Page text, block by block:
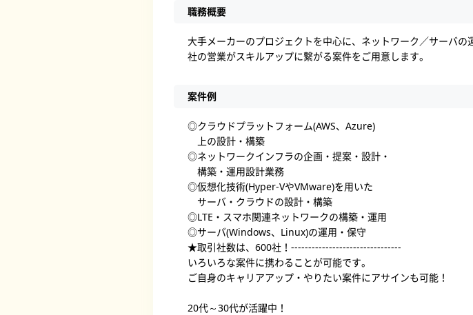
職務概要
大手メーカーのプロジェクトを中心に、ネットワーク／サーバ
社の営業がスキルアップに繋がる案件をご用意します。
案件例
◎クラウドプラットフォーム(AWS、Azure)
上の設計・構築
◎ネットワークインフラの企画・提案・設計・
構築・運用設計業務
◎仮想化技術(Hyper-VやVMware)を用いた
サーバ・クラウドの設計・構築
◎LTE・スマホ関連ネットワークの構築・運用
◎サーバ(Windows、Linux)の運用・保守
★取引社数は、600社！--------------------------------
いろいろな案件に携わることが可能です。
ご自身のキャリアアップ・やりたい案件にアサインも可能！
20代～30代が活躍中！